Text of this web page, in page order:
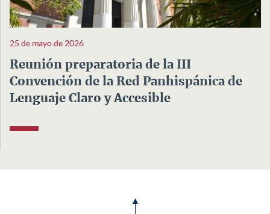
25 de mayo de 2026
Reunión preparatoria de la III
Convención de la Red Panhispánica de
Lenguaje Claro y Accesible